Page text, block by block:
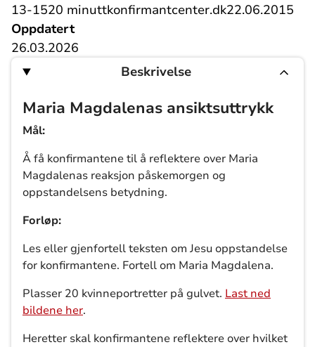
13-1520 minuttkonfirmantcenter.dk22.06.2015
Oppdatert
26.03.2026
Beskrivelse
Maria Magdalenas ansiktsuttrykk
Mål:
Å få konfirmantene til å reflektere over Maria
Magdalenas reaksjon påskemorgen og
oppstandelsens betydning.
Forløp:
Les eller gjenfortell teksten om Jesu oppstandelse
for konfirmantene. Fortell om Maria Magdalena.
Plasser 20 kvinneportretter på gulvet. Last ned
bildene her.
Heretter skal konfirmantene reflektere over hvilket